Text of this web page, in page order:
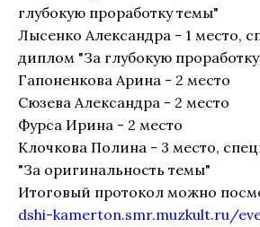
глубокую проработку темы"
Лысенко Александра - 1 место,
диплом "За глубокую
Гапоненкова Арина - 2 место
Сюзева Александра - 2 место
Фурса Ирина - 2 место
Клочкова Полина - 3 место,
"За оригинальность темы"
Итоговый протокол можно
dshi-kamerton.smr.muzkult.ru/